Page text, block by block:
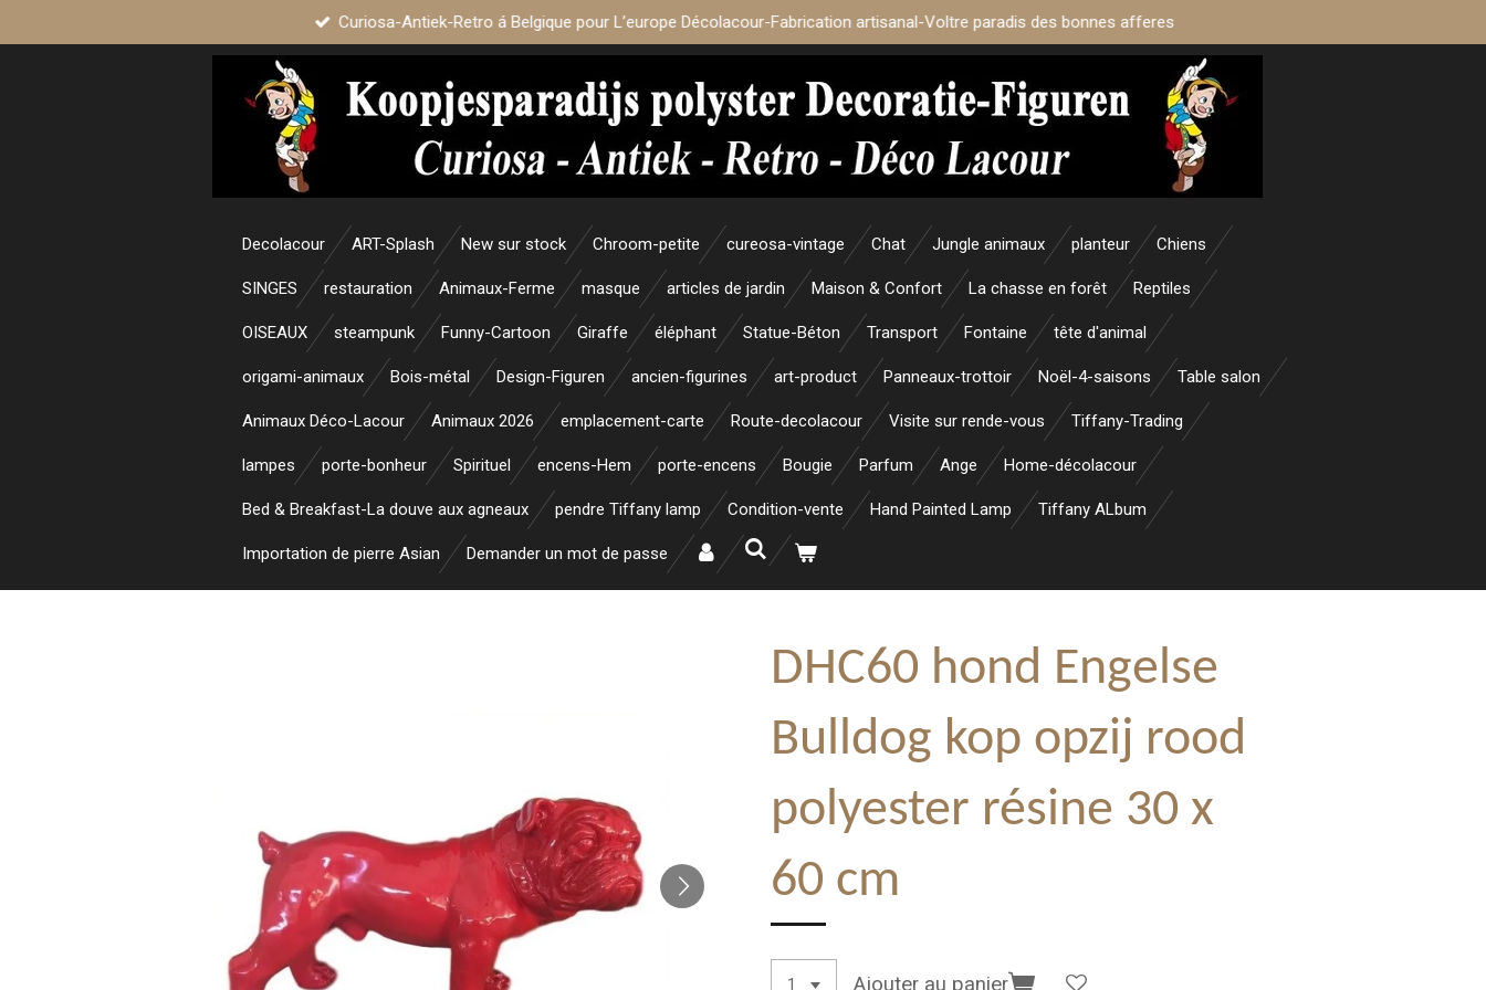
Curiosa-Antiek-Retro á Belgique pour L’europe Décolacour-Fabrication artisanal-Voltre paradis des bonnes afferes
Decolacour ART-Splash New sur stock Chroom-petite cureosa-vintage Chat Jungle animaux planteur Chiens
SINGES restauration Animaux-Ferme masque articles de jardin Maison & Confort La chasse en forêt Reptiles
OISEAUX steampunk Funny-Cartoon Giraffe éléphant Statue-Béton Transport Fontaine tête d'animal
origami-animaux Bois-métal Design-Figuren ancien-figurines art-product Panneaux-trottoir Noël-4-saisons Table salon
Animaux Déco-Lacour Animaux 2026 emplacement-carte Route-decolacour Visite sur rende-vous Tiffany-Trading
lampes porte-bonheur Spirituel encens-Hem porte-encens Bougie Parfum Ange Home-décolacour
Bed & Breakfast-La douve aux agneaux pendre Tiffany lamp Condition-vente Hand Painted Lamp Tiffany ALbum
Importation de pierre Asian Demander un mot de passe
DHC60 hond Engelse
Bulldog kop opzij rood
polyester résine 30 x
60 cm
Ajouter au panier